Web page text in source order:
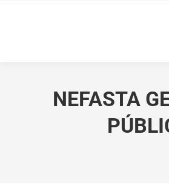
NEFASTA